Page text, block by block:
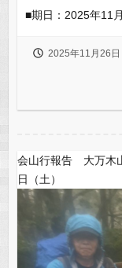
■期日：2025年11
2025年11月26日
会山行報告 大万木
日（土）